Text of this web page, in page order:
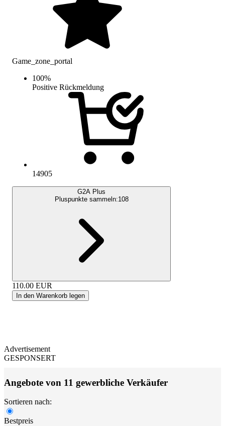
Game_zone_portal
100%
Positive Rückmeldung
14905
G2A Plus
Pluspunkte sammeln:108
110.00 EUR
In den Warenkorb legen
Advertisement
GESPONSERT
Angebote von 11 gewerbliche Verkäufer
Sortieren nach:
Bestpreis